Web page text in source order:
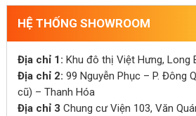
HỆ THỐNG SHOWROOM
Địa chỉ 1: Khu đô thị Việt Hưng, Long
Địa chỉ 2: 99 Nguyễn Phục – P. Đông
cũ) – Thanh Hóa
Địa chỉ 3 Chung cư Viện 103, Văn